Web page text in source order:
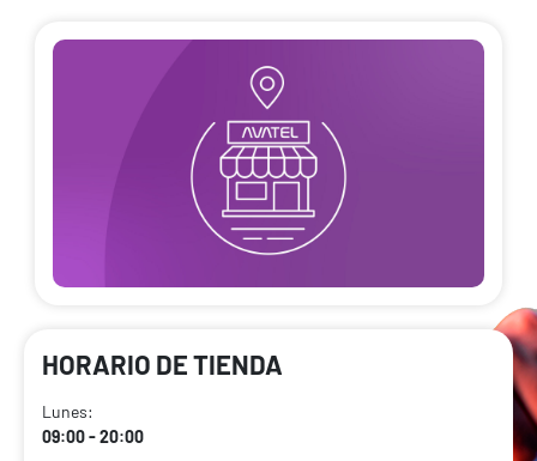
HORARIO DE TIENDA
Lunes:
09:00 - 20:00